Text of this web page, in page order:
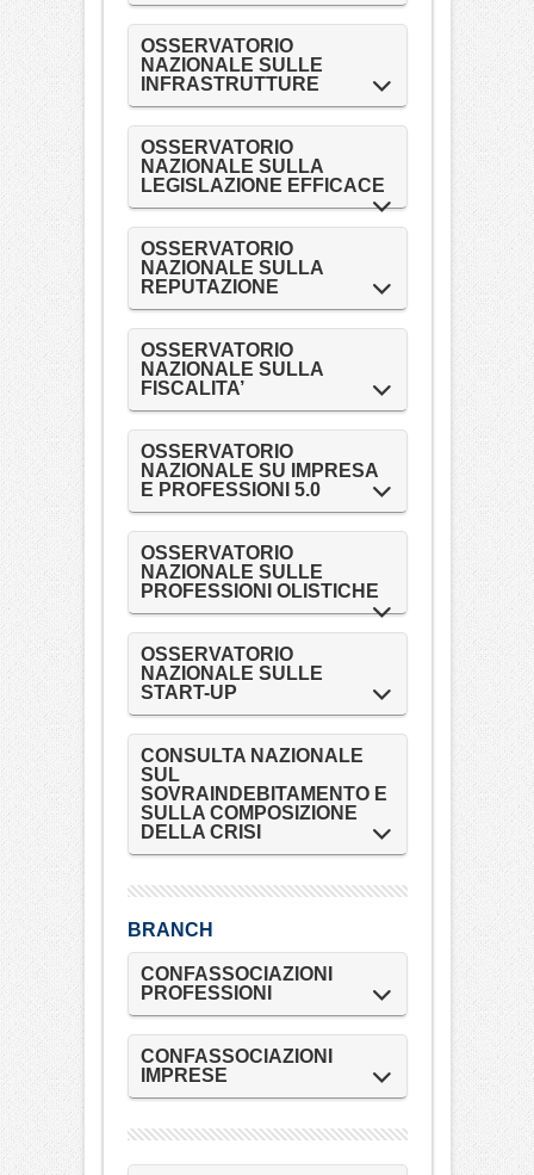
OSSERVATORIO
NAZIONALE SULLE
INFRASTRUTTURE
OSSERVATORIO
NAZIONALE SULLA
LEGISLAZIONE EFFICACE
OSSERVATORIO
NAZIONALE SULLA
REPUTAZIONE
OSSERVATORIO
NAZIONALE SULLA
FISCALITA’
OSSERVATORIO
NAZIONALE SU IMPRESA
E PROFESSIONI 5.0
OSSERVATORIO
NAZIONALE SULLE
PROFESSIONI OLISTICHE
OSSERVATORIO
NAZIONALE SULLE
START-UP
CONSULTA NAZIONALE
SUL
SOVRAINDEBITAMENTO E
SULLA COMPOSIZIONE
DELLA CRISI
BRANCH
CONFASSOCIAZIONI
PROFESSIONI
CONFASSOCIAZIONI
IMPRESE